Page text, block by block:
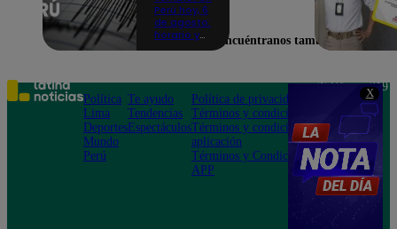
X
Perú hoy, 6
de agosto:
horario y
según IGP
Encuéntranos también en
Política
Lima
Deportes
Mundo
Perú
Te ayudo
Tendencias
Espectáculos
Política de privacidad
Términos y condiciones
Términos y condiciones
aplicación
Términos y Condiciones
APP
Teléfono: 219
Av. San
Felipe 968
Jesús María